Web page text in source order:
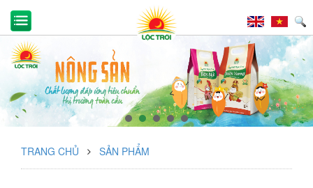
TRANG CHỦ SẢN PHẨM